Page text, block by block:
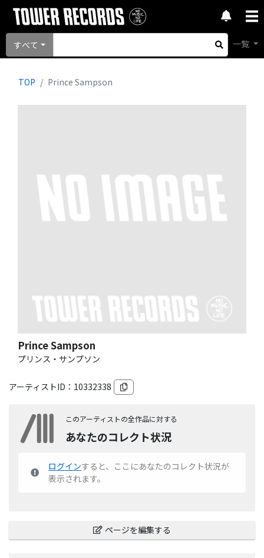
すべて 一覧
TOP Prince Sampson
Prince Sampson
プリンス・サンプソン
アーティストID： 10332338
このアーティストの全作品に対する
あなたのコレクト状況
ログインすると、ここにあなたのコレクト状況が
表示されます。
ページを編集する